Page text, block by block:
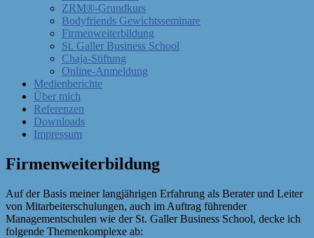
ZRM®-Grundkurs
Bodyfriends Gewichtsseminare
Firmenweiterbildung
St. Galler Business School
Chaja-Stiftung
Online-Anmeldung
Medienberichte
Über mich
Referenzen
Downloads
Impressum
Firmenweiterbildung
Auf der Basis meiner langjährigen Erfahrung als Berater und Leiter
von Mitarbeiterschulungen, auch im Auftrag führender
Managementschulen wie der St. Galler Business School, decke ich
folgende Themenkomplexe ab: